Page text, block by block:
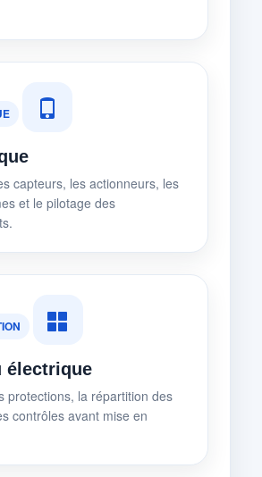
capteurs, les actionneurs, les
et le pilotage des
électrique
protections, la répartition des
contrôles avant mise en